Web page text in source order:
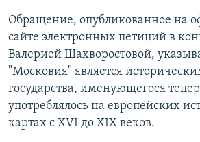
Обращение, опубликованное на
сайте электронных петиций в
Валерией Шахворостовой,
"Московия" является
государства, именующегося
употреблялось на европейских
картах с XVI до XIX веков.